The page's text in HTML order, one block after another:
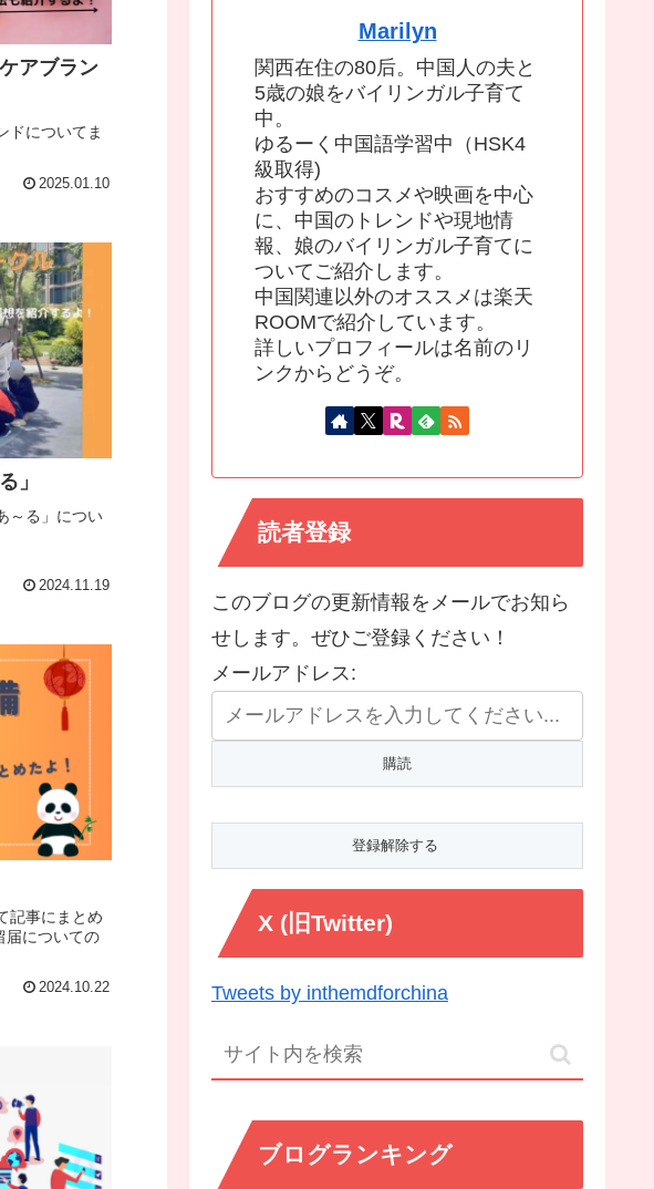
アブラン
ドについてま
2025.01.10
」
～る」につい
2024.11.19
記事にまとめ
届についての
2024.10.22
Marilyn
関西在住の80后。中国人の夫と
5歳の娘をバイリンガル子育て
中。
ゆるーく中国語学習中（HSK4
級取得)
おすすめのコスメや映画を中心
に、中国のトレンドや現地情
報、娘のバイリンガル子育てに
ついてご紹介します。
中国関連以外のオススメは楽天
ROOMで紹介しています。
詳しいプロフィールは名前のリ
ンクからどうぞ。
読者登録
このブログの更新情報をメールでお知ら
せします。ぜひご登録ください！
メールアドレス:
X (旧Twitter)
Tweets by inthemdforchina
ブログランキング